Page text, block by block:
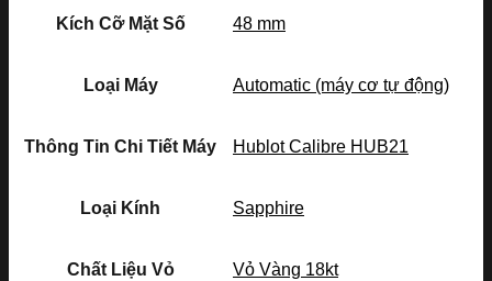
Kích Cỡ Mặt Số 48 mm
Loại Máy Automatic (máy cơ tự động)
Thông Tin Chi Tiết Máy Hublot Calibre HUB21
Loại Kính Sapphire
Chất Liệu Vỏ Vỏ Vàng 18kt